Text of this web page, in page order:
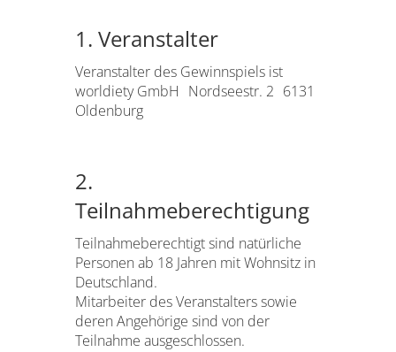
1. Veranstalter
Veranstalter des Gewinnspiels ist
worldiety GmbH Nordseestr. 2 6131
Oldenburg
2.
Teilnahmeberechtigung
Teilnahmeberechtigt sind natürliche
Personen ab 18 Jahren mit Wohnsitz in
Deutschland.
Mitarbeiter des Veranstalters sowie
deren Angehörige sind von der
Teilnahme ausgeschlossen.